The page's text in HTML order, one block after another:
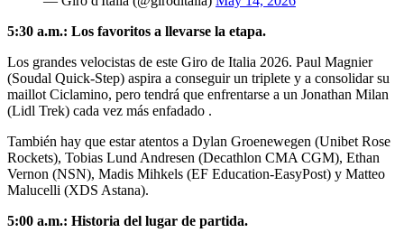
5:30 a.m.: Los favoritos a llevarse la etapa.
Los grandes velocistas de este Giro de Italia 2026. Paul Magnier
(Soudal Quick-Step) aspira a conseguir un triplete y a consolidar su
maillot Ciclamino, pero tendrá que enfrentarse a un Jonathan Milan
(Lidl Trek) cada vez más enfadado .
También hay que estar atentos a Dylan Groenewegen (Unibet Rose
Rockets), Tobias Lund Andresen (Decathlon CMA CGM), Ethan
Vernon (NSN), Madis Mihkels (EF Education-EasyPost) y Matteo
Malucelli (XDS Astana).
5:00 a.m.: Historia del lugar de partida.